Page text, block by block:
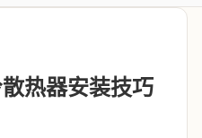
热器安装技巧